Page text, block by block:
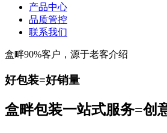
产品中心
品质管控
联系我们
盒畔90%客户，源于老客介绍
好包装=好销量
盒畔包装一站式服务=创